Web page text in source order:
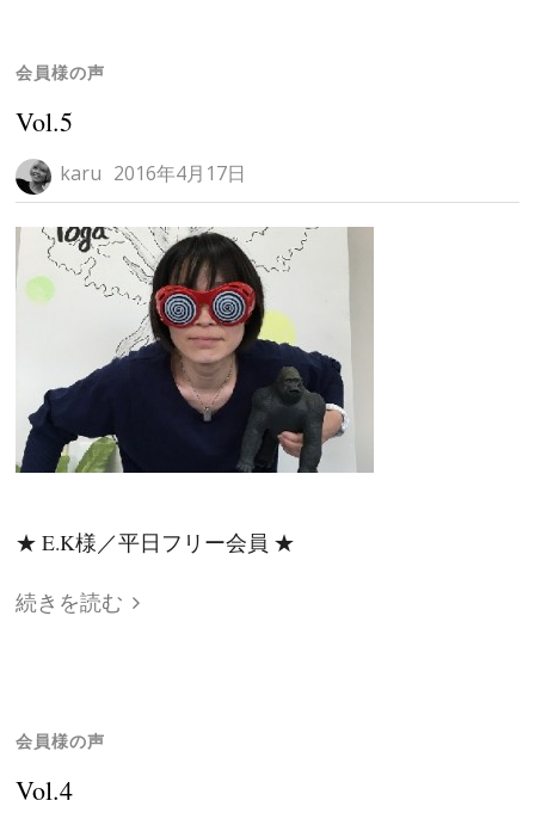
会員様の声
Vol.5
karu 2016年4月17日
★ E.K様／平日フリー会員 ★
続きを読む
会員様の声
Vol.4